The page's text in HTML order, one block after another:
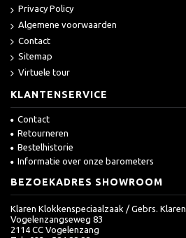
Privacy Policy
Algemene voorwaarden
Contact
Sitemap
Virtuele tour
KLANTENSERVICE
Contact
Retourneren
Bestelhistorie
Informatie over onze barometers
BEZOEKADRES SHOWROOM
Klaren Klokkenspeciaalzaak / Gebrs. Klaren
Vogelenzangseweg 83
2114 CC Vogelenzang